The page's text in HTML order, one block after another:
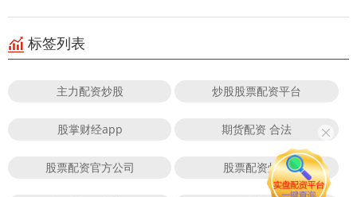
标签列表
主力配资炒股 炒股股票配资平台
股掌财经app 期货配资 合法
股票配资官方公司 股票配资炒股